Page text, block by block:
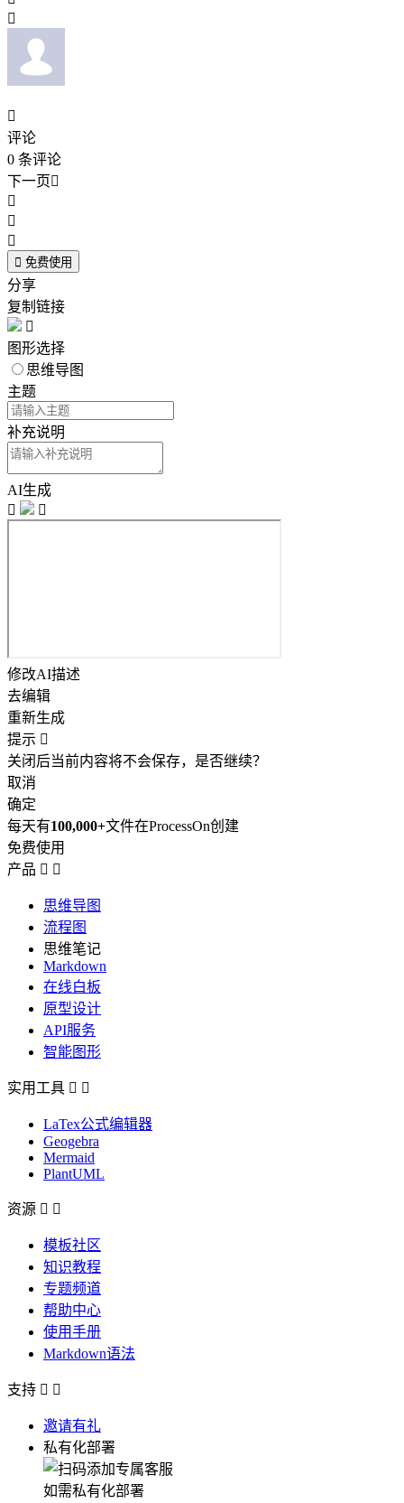


评论
0 条评论
下一页



 免费使用
分享
复制链接

图形选择
思维导图
主题
补充说明
AI生成


修改AI描述
去编辑
重新生成
提示 
关闭后当前内容将不会保存，是否继续？
取消
确定
每天有100,000+文件在ProcessOn创建
免费使用
产品  
思维导图
流程图
思维笔记
Markdown
在线白板
原型设计
API服务
智能图形
实用工具  
LaTex公式编辑器
Geogebra
Mermaid
PlantUML
资源  
模板社区
知识教程
专题频道
帮助中心
使用手册
Markdown语法
支持  
邀请有礼
私有化部署
如需私有化部署